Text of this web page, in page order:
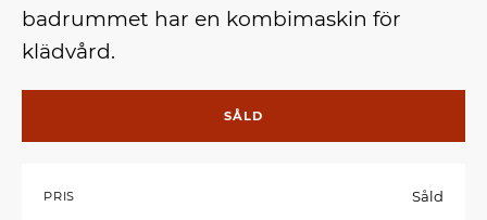
badrummet har en kombimaskin för
klädvård.
SÅLD
PRIS Såld